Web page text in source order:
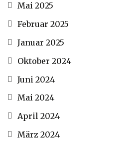
Mai 2025
Februar 2025
Januar 2025
Oktober 2024
Juni 2024
Mai 2024
April 2024
März 2024